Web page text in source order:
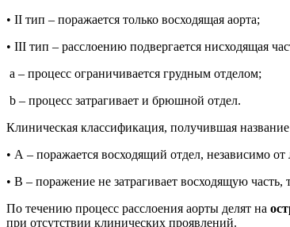
• II тип – поражается только восходящая аорта;
• III тип – расслоению подвергается нисходящая
a – процесс ограничивается грудным отделом;
b – процесс затрагивает и брюшной отдел.
Клиническая классификация, получившая
• А – поражается восходящий отдел, независимо
• В – поражение не затрагивает восходящую
По течению процесс расслоения аорты делят на
при отсутствии клинических проявлений.